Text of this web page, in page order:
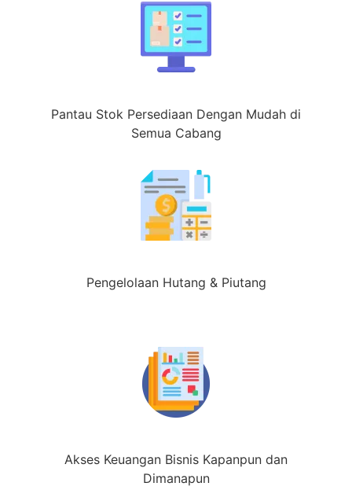
Pantau Stok Persediaan Dengan Mudah di
Semua Cabang
Pengelolaan Hutang & Piutang
Akses Keuangan Bisnis Kapanpun dan
Dimanapun